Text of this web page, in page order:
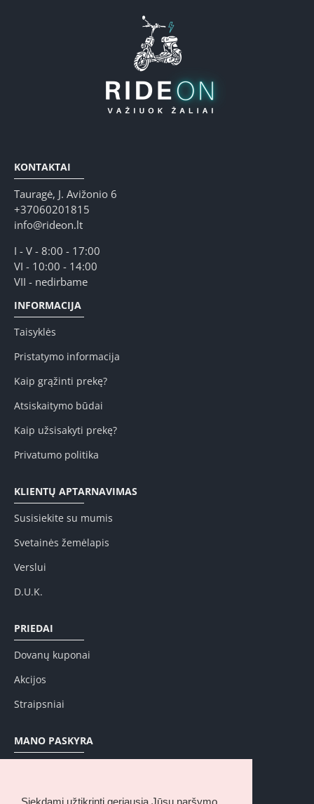
KONTAKTAI
Tauragė, J. Avižonio 6
+37060201815
info@rideon.lt
I - V - 8:00 - 17:00
VI - 10:00 - 14:00
VII - nedirbame
INFORMACIJA
Taisyklės
Pristatymo informacija
Kaip grąžinti prekę?
Atsiskaitymo būdai
Kaip užsisakyti prekę?
Privatumo politika
KLIENTŲ APTARNAVIMAS
Susisiekite su mumis
Svetainės žemėlapis
Verslui
D.U.K.
PRIEDAI
Dovanų kuponai
Akcijos
Straipsniai
MANO PASKYRA